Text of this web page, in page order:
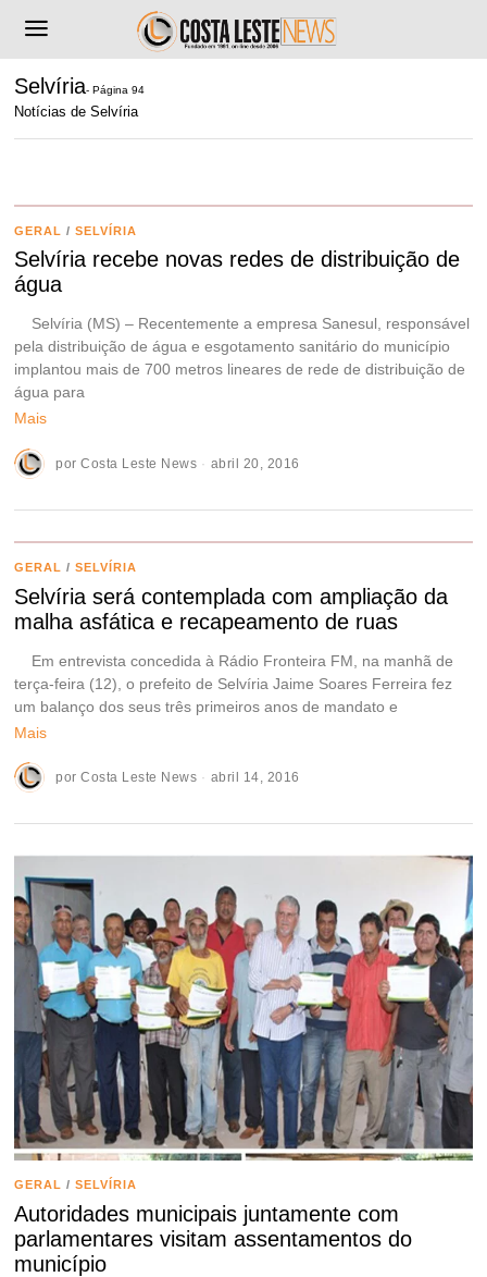
Selvíria- Página 94
Notícias de Selvíria
GERAL / SELVÍRIA
Selvíria recebe novas redes de distribuição de
água
Selvíria (MS) – Recentemente a empresa Sanesul, responsável
pela distribuição de água e esgotamento sanitário do município
implantou mais de 700 metros lineares de rede de distribuição de
água para
Mais
porCosta Leste News abril 20, 2016
GERAL / SELVÍRIA
Selvíria será contemplada com ampliação da
malha asfática e recapeamento de ruas
Em entrevista concedida à Rádio Fronteira FM, na manhã de
terça-feira (12), o prefeito de Selvíria Jaime Soares Ferreira fez
um balanço dos seus três primeiros anos de mandato e
Mais
porCosta Leste News abril 14, 2016
GERAL / SELVÍRIA
Autoridades municipais juntamente com
parlamentares visitam assentamentos do
município